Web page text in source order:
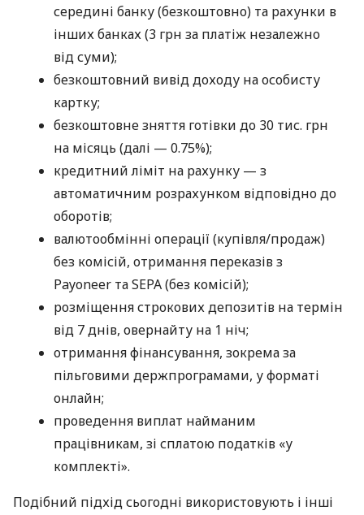
середині банку (безкоштовно) та рахунки в
інших банках (3 грн за платіж незалежно
від суми);
безкоштовний вивід доходу на особисту
картку;
безкоштовне зняття готівки до 30 тис. грн
на місяць (далі — 0.75%);
кредитний ліміт на рахунку — з
автоматичним розрахунком відповідно до
оборотів;
валютообмінні операції (купівля/продаж)
без комісій, отримання переказів з
Payoneer та SEPA (без комісій);
розміщення строкових депозитів на термін
від 7 днів, овернайту на 1 ніч;
отримання фінансування, зокрема за
пільговими держпрограмами, у форматі
онлайн;
проведення виплат найманим
працівникам, зі сплатою податків «у
комплекті».
Подібний підхід сьогодні використовують і інші